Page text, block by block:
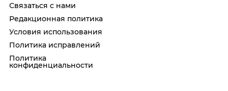
Связаться с нами
Редакционная политика
Условия использования
Политика исправлений
Политика
конфиденциальности